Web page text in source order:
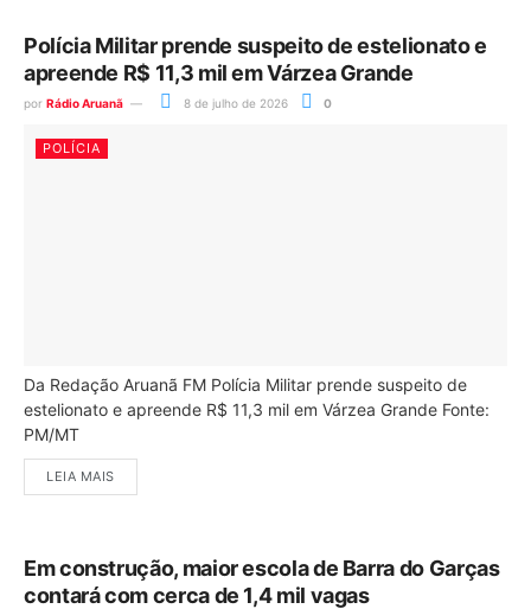
Polícia Militar prende suspeito de estelionato e
apreende R$ 11,3 mil em Várzea Grande
por Rádio Aruanã 8 de julho de 2026 0
POLÍCIA
Da Redação Aruanã FM Polícia Militar prende suspeito de
estelionato e apreende R$ 11,3 mil em Várzea Grande Fonte:
PM/MT
LEIA MAIS
Em construção, maior escola de Barra do Garças
contará com cerca de 1,4 mil vagas